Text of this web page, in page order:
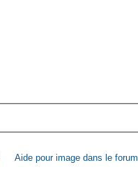
Aide pour image dans le forum